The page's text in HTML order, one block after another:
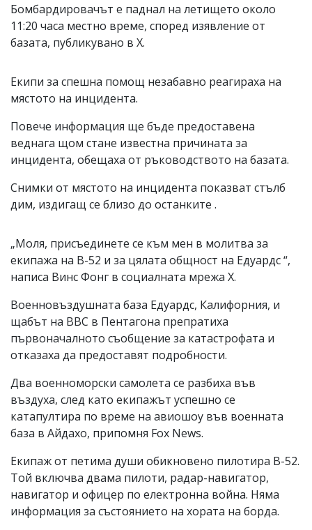
Бомбардировачът е паднал на летището около
11:20 часа местно време, според изявление от
базата, публикувано в X.
Екипи за спешна помощ незабавно реагираха на
мястото на инцидента.
Повече информация ще бъде предоставена
веднага щом стане известна причината за
инцидента, обещаха от ръководството на базата.
Снимки от мястото на инцидента показват стълб
дим, издигащ се близо до останките .
„Моля, присъединете се към мен в молитва за
екипажа на B-52 и за цялата общност на Едуардс “,
написа Винс Фонг в социалната мрежа X.
Военновъздушната база Едуардс, Калифорния, и
щабът на ВВС в Пентагона препратиха
първоначалното съобщение за катастрофата и
отказаха да предоставят подробности.
Два военноморски самолета се разбиха във
въздуха, след като екипажът успешно се
катапултира по време на авиошоу във военната
база в Айдахо, припомня Fox News.
Екипаж от петима души обикновено пилотира B-52.
Той включва двама пилоти, радар-навигатор,
навигатор и офицер по електронна война. Няма
информация за състоянието на хората на борда.